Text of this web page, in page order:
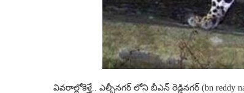
వివ‌రాల్లోకెళ్తే.. ఎల్బీనగర్ లోని బీఎన్ రెడ్డినగర్ (bn